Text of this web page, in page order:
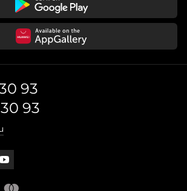
93
93